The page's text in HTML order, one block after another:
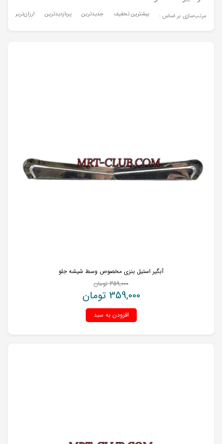
مرتب‌سازی بر اساس : بیشترین تخفیف جدیدترین پربازدیدترین ارزان‌ترین
آبگیر استیل بنزی مخصوص وسط شیشه جلو
359,000 تومان
359,000 تومان
افزودن به سبد